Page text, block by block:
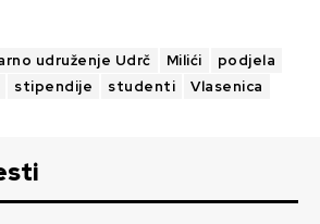
udruženje Udrč Milići
podjela
stipendije studenti Vlasenica